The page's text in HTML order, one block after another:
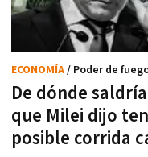
De dónde
que Milei dijo
posible corrida
ECONOMÍA/ Poder de